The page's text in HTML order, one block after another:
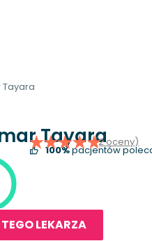
Tayara(2 oceny)
100%pacjentów
LEKARZA